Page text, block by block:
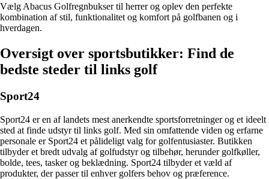
Vælg Abacus Golfregnbukser til herrer og oplev den perfekte
kombination af stil, funktionalitet og komfort på golfbanen og i
hverdagen.
Oversigt over sportsbutikker: Find de
bedste steder til links golf
Sport24
Sport24 er en af landets mest anerkendte sportsforretninger og et ideelt
sted at finde udstyr til links golf. Med sin omfattende viden og erfarne
personale er Sport24 et pålideligt valg for golfentusiaster. Butikken
tilbyder et bredt udvalg af golfudstyr og tilbehør, herunder golfkøller,
bolde, tees, tasker og beklædning. Sport24 tilbyder et væld af
produkter, der passer til enhver golfers behov og præference.